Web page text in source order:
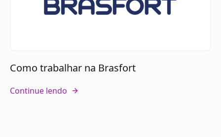
Como trabalhar na Brasfort
Continue lendo